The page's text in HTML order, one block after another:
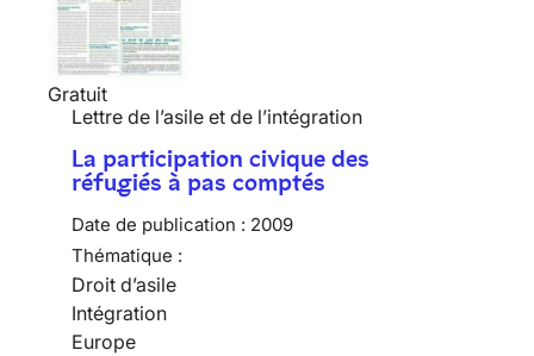
Gratuit
Lettre de l’asile et de l’intégration
La participation civique des
réfugiés à pas comptés
Date de publication : 2009
Thématique :
Droit d’asile
Intégration
Europe